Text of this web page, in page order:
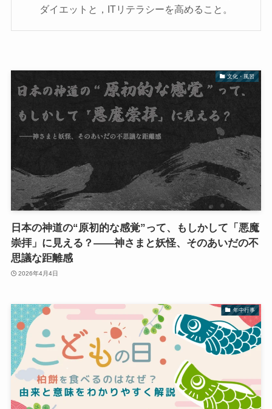
ダイエットと，ITリテラシーを高めること。
文化・風習
日本の神道の“原初的な感覚”って、もしかして「悪魔
崇拝」に見える？――神さまと妖怪、そのあいだの不
思議な距離感
2026年4月4日
年中行事